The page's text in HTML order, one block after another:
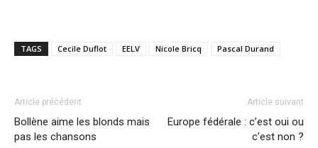
TAGS Cecile Duflot EELV Nicole Bricq Pascal Durand
Article précédent
Bollène aime les blonds mais
pas les chansons
Article suivant
Europe fédérale : c’est oui ou
c’est non ?